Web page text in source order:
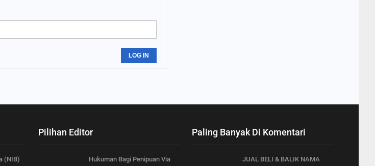
LOG IN
(NIB)
Pilihan Editor
Hukuman Bagi Penipuan Via
Paling Banyak Di Komentari
JUAL BELI & BALIK NAMA